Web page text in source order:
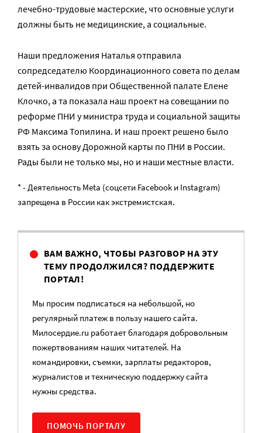
лечебно-трудовые мастерские, что основные услуги
должны быть не медицинские, а социальные.
Наши предложения Наталья отправила
сопредседателю Координационного совета по делам
детей-инвалидов при Общественной палате Елене
Клочко, а та показала наш проект на совещании по
реформе ПНИ у министра труда и социальной защиты
РФ Максима Топилина. И наш проект решено было
взять за основу Дорожной карты по ПНИ в России.
Рады были не только мы, но и наши местные власти.
* - Деятельность Meta (соцсети Facebook и Instagram)
запрещена в России как экстремистская.
ВАМ ВАЖНО, ЧТОБЫ РАЗГОВОР НА ЭТУ
ТЕМУ ПРОДОЛЖИЛСЯ? ПОДДЕРЖИТЕ
ПОРТАЛ!
Мы просим подписаться на небольшой, но
регулярный платеж в пользу нашего сайта.
Милосердие.ru работает благодаря добровольным
пожертвованиям наших читателей. На
командировки, съемки, зарплаты редакторов,
журналистов и техническую поддержку сайта
нужны средства.
ПОМОЧЬ ПОРТАЛУ